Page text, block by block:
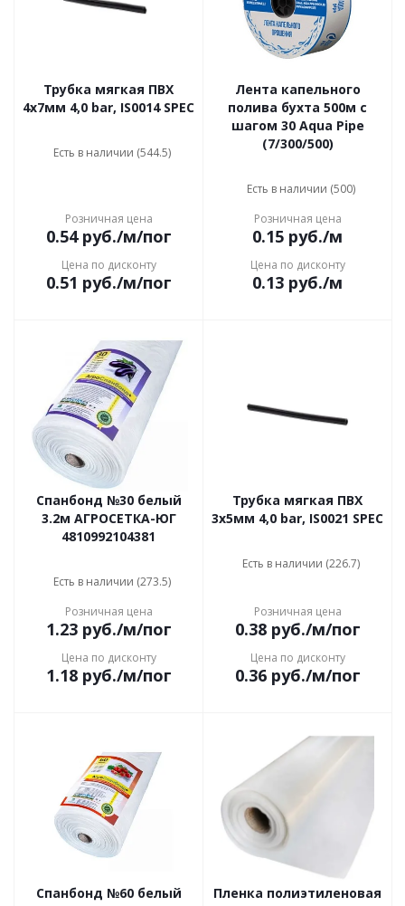
Трубка мягкая ПВХ
4х7мм 4,0 bar, IS0014 SPEC
Есть в наличии (544.5)
Розничная цена
0.54руб./м/пог
Цена по дисконту
0.51 руб./м/пог
Лента капельного
полива бухта 500м с
шагом 30 Aqua Pipe
(7/300/500)
Есть в наличии (500)
Розничная цена
0.15 руб./м
Цена по дисконту
0.13 руб./м
Спанбонд №30 белый
3.2м АГРОСЕТКА-ЮГ
4810992104381
Есть в наличии (273.5)
Розничная цена
1.23руб./м/пог
Цена по дисконту
1.18руб./м/пог
Трубка мягкая ПВХ
3х5мм 4,0 bar, IS0021 SPEC
Есть в наличии (226.7)
Розничная цена
0.38руб./м/пог
Цена по дисконту
0.36руб./м/пог
Спанбонд №60 белый
Пленка полиэтиленовая